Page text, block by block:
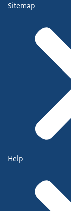
Sitemap
Help